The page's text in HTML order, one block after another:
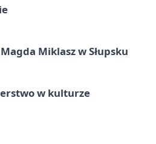
Magda Miklasz w Słupsku
w kulturze